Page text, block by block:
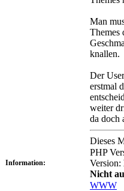
Man
Themes
knallen.
Der
erstmal
weiter
da doch
Dieses
Information:
PHP
Version:
Nicht
WWW